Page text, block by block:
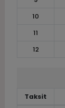
10
11
12
Taksit